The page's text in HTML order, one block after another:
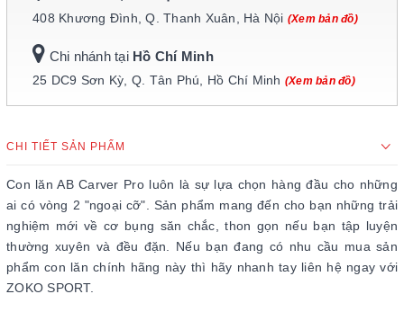
408 Khương Đình, Q. Thanh Xuân, Hà Nội (Xem bản đồ)
Chi nhánh tại Hồ Chí Minh
25 DC9 Sơn Kỳ, Q. Tân Phú, Hồ Chí Minh (Xem bản đồ)
CHI TIẾT SẢN PHẨM
Con lăn AB Carver Pro luôn là sự lựa chọn hàng đầu cho những
ai có vòng 2 "ngoại cỡ". Sản phẩm mang đến cho bạn những trải
nghiệm mới về cơ bụng săn chắc, thon gọn nếu bạn tập luyện
thường xuyên và đều đặn. Nếu bạn đang có nhu cầu mua sản
phẩm con lăn chính hãng này thì hãy nhanh tay liên hệ ngay với
ZOKO SPORT.